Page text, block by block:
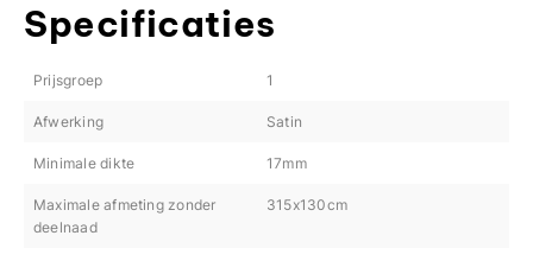
Specificaties
Prijsgroep 1
Afwerking Satin
Minimale dikte 17mm
Maximale afmeting zonder
deelnaad
315x130cm